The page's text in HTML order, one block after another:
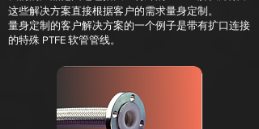
这些解决方案直接根据客户的需求量身定制。
量身定制的客户解决方案的一个例子是带有扩口连接
的特殊 PTFE 软管管线。